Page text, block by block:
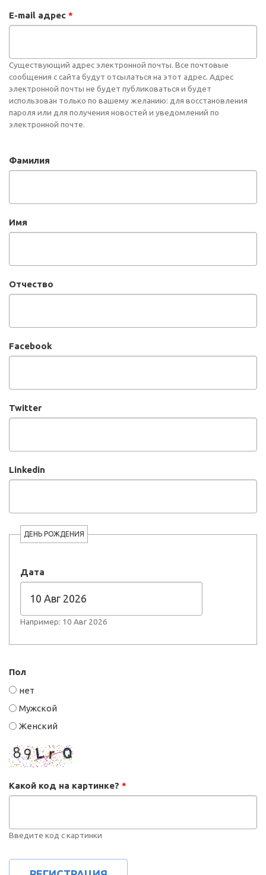
E-mail адрес *
Существующий адрес электронной почты. Все почтовые
сообщения с сайта будут отсылаться на этот адрес. Адрес
электронной почты не будет публиковаться и будет
использован только по вашему желанию: для восстановления
пароля или для получения новостей и уведомлений по
электронной почте.
Фамилия
Имя
Отчество
Facebook
Twitter
Linkedin
ДЕНЬ РОЖДЕНИЯ
Дата
Например: 10 Авг 2026
Пол
нет
Мужской
Женский
Какой код на картинке? *
Введите код с картинки